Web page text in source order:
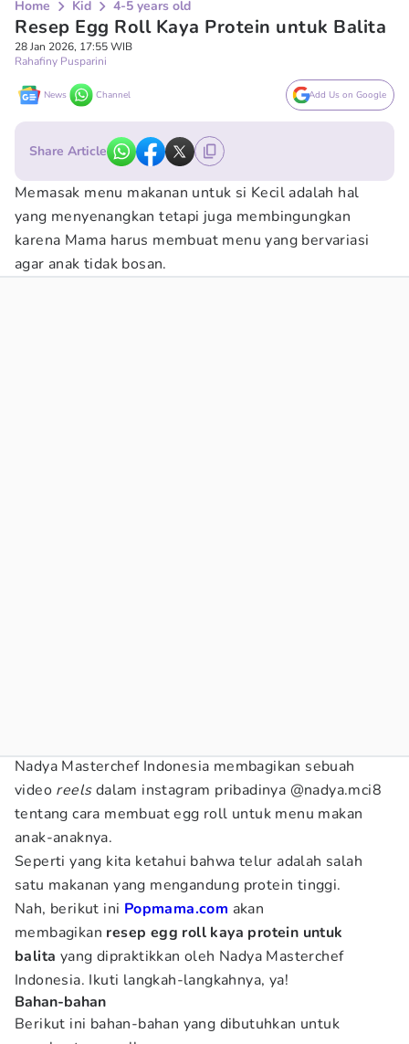
Home Kid 4-5 years old
Resep Egg Roll Kaya Protein untuk Balita
28 Jan 2026, 17:55 WIB
Rahafiny Pusparini
News Channel Add Us on Google
Share Article
Memasak menu makanan untuk si Kecil adalah hal
yang menyenangkan tetapi juga membingungkan
karena Mama harus membuat menu yang bervariasi
agar anak tidak bosan.
Nadya Masterchef Indonesia membagikan sebuah
video reelsdalam instagram pribadinya @nadya.mci8
tentang cara membuat egg roll untuk menu makan
anak-anaknya.
Seperti yang kita ketahui bahwa telur adalah salah
satu makanan yang mengandung protein tinggi.
Nah, berikut ini Popmama.com akan
membagikan resep egg roll kaya protein untuk
balita yang dipraktikkan oleh Nadya Masterchef
Indonesia. Ikuti langkah-langkahnya, ya!
Bahan-bahan
Berikut ini bahan-bahan yang dibutuhkan untuk